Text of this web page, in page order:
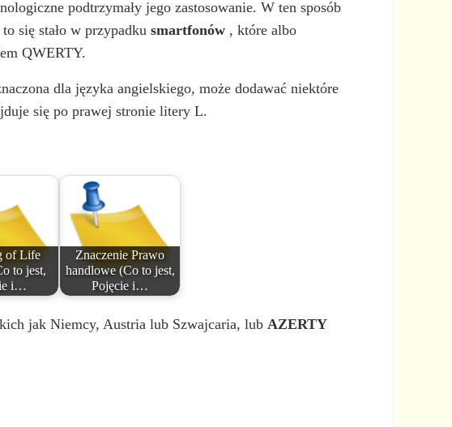
podtrzymały jego zastosowanie. W ten sposób
się stało w przypadkusmartfonów , które albo
QWERTY.
dla języka angielskiego, może dodawać niektóre
się po prawej stronie litery L.
of Life
to jest,
i…
Znaczenie Prawo
handlowe (Co to jest,
Pojęcie i…
jak Niemcy, Austria lub Szwajcaria, lub AZERTY